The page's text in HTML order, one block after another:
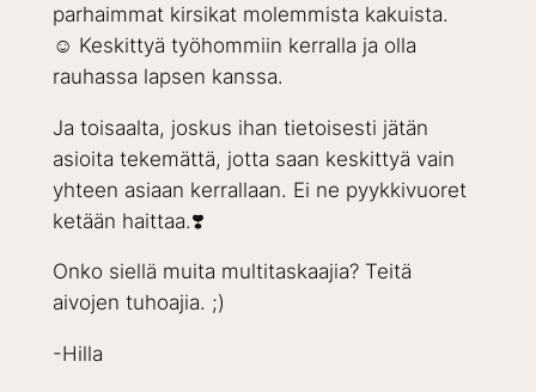
parhaimmat kirsikat molemmista kakuista.
☺️ Keskittyä työhommiin kerralla ja olla
rauhassa lapsen kanssa.
Ja toisaalta, joskus ihan tietoisesti jätän
asioita tekemättä, jotta saan keskittyä vain
yhteen asiaan kerrallaan. Ei ne pyykkivuoret
ketään haittaa.❣️
Onko siellä muita multitaskaajia? Teitä
aivojen tuhoajia. ;)
-Hilla